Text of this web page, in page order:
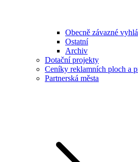
Obecně závazné
Ostatní
Archiv
Dotační projekty
Ceníky reklamních ploch a
Partnerská města